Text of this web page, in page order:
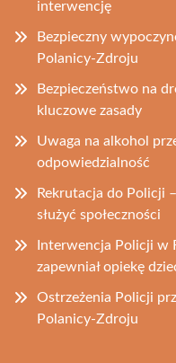
interwencję
Bezpieczny
Polanicy-Zdroju
Bezpieczeństwo na
kluczowe zasady
Uwaga na alkohol
odpowiedzialność
Rekrutacja do Policji
służyć społeczności
Interwencja Policji w
zapewniał opiekę
Ostrzeżenia Policji
Polanicy-Zdroju